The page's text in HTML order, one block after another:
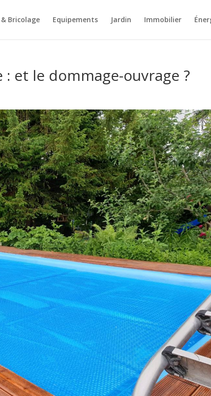
Bricolage Equipements Jardin Immobilier
et le dommage-ouvrage ?